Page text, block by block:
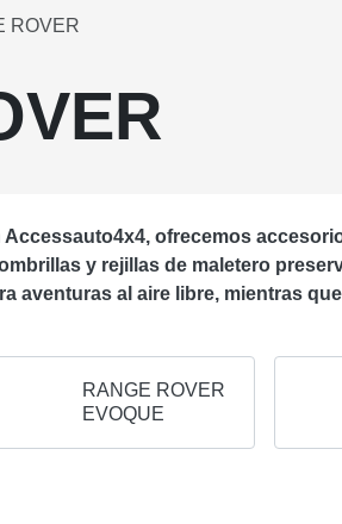
ROVER
Accessauto4x4, ofrecemos
y rejillas de maletero
aventuras al aire libre, mientras
RANGE ROVER
EVOQUE